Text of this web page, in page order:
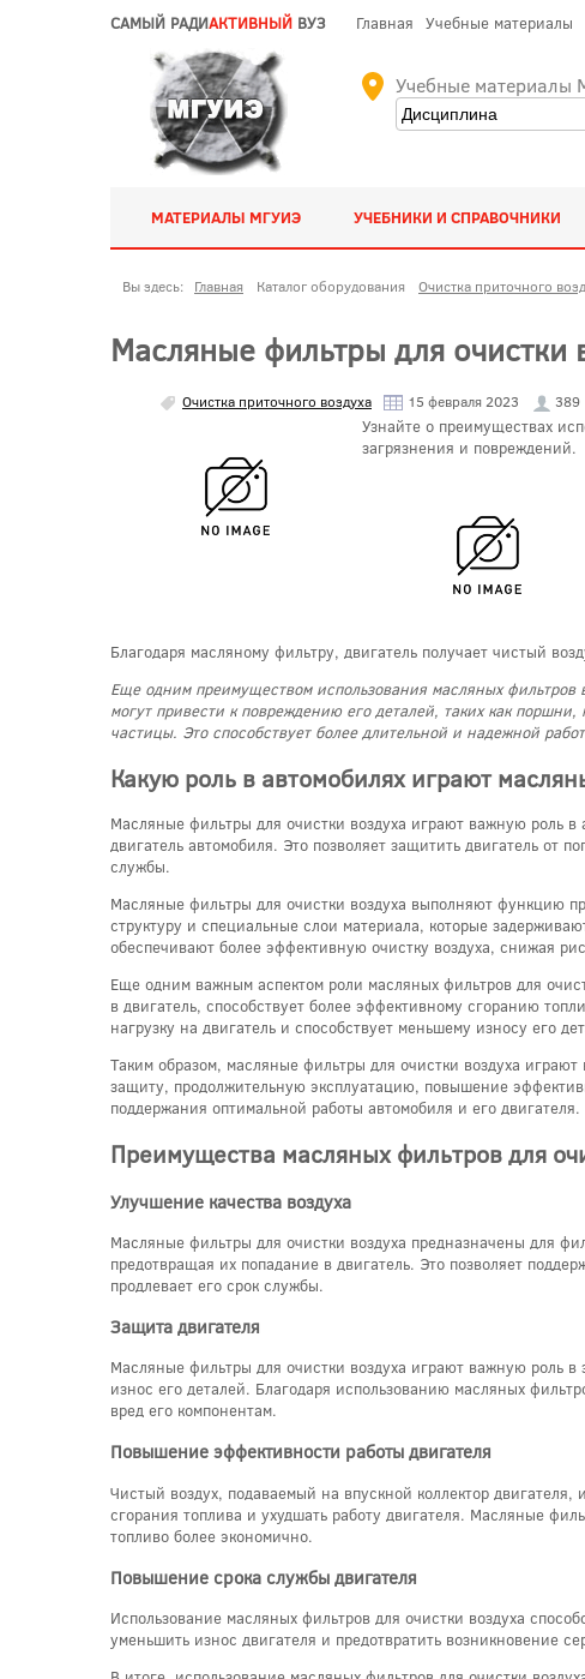
САМЫЙ РАДИАКТИВНЫЙ ВУЗ Главная Учебные материалы
Учебные материалы
МАТЕРИАЛЫ МГУИЭ УЧЕБНИКИ И СПРАВОЧНИКИ
Вы здесь: Главная Каталог оборудования Очистка приточного
Масляные фильтры для очистки
Очистка приточного воздуха 15 февраля 2023 389
Узнайте о преимуществах
загрязнения и повреждений.
Благодаря масляному фильтру, двигатель получает чистый
Еще одним преимуществом использования масляных фильтров
могут привести к повреждению его деталей, таких как
частицы. Это способствует более длительной и надежной
Какую роль в автомобилях играют
Масляные фильтры для очистки воздуха играют важную роль
двигатель автомобиля. Это позволяет защитить двигатель от
службы.
Масляные фильтры для очистки воздуха выполняют функцию
структуру и специальные слои материала, которые
обеспечивают более эффективную очистку воздуха, снижая
Еще одним важным аспектом роли масляных фильтров для
в двигатель, способствует более эффективному сгоранию
нагрузку на двигатель и способствует меньшему износу его
Таким образом, масляные фильтры для очистки воздуха
защиту, продолжительную эксплуатацию, повышение
поддержания оптимальной работы автомобиля и его двигателя.
Преимущества масляных фильтров для
Улучшение качества воздуха
Масляные фильтры для очистки воздуха предназначены для
предотвращая их попадание в двигатель. Это позволяет
продлевает его срок службы.
Защита двигателя
Масляные фильтры для очистки воздуха играют важную роль в
износ его деталей. Благодаря использованию масляных
вред его компонентам.
Повышение эффективности работы двигателя
Чистый воздух, подаваемый на впускной коллектор
сгорания топлива и ухудшать работу двигателя. Масляные
топливо более экономично.
Повышение срока службы двигателя
Использование масляных фильтров для очистки воздуха
уменьшить износ двигателя и предотвратить возникновение